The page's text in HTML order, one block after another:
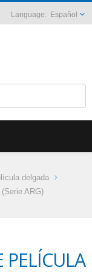
Español
delgada
ARG)
PELÍCULA